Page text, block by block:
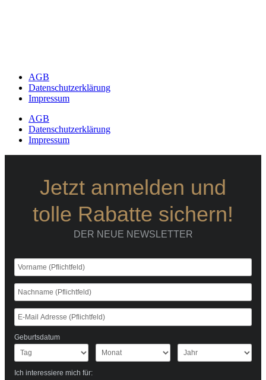
AGB
Datenschutzerklärung
Impressum
AGB
Datenschutzerklärung
Impressum
Jetzt anmelden und
tolle Rabatte sichern!
DER NEUE NEWSLETTER
Geburtsdatum
Ich interessiere mich für: